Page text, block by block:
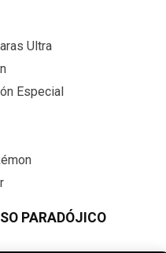
Ultra
Especial
PARADÓJICO